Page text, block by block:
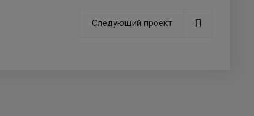
Следующий проект